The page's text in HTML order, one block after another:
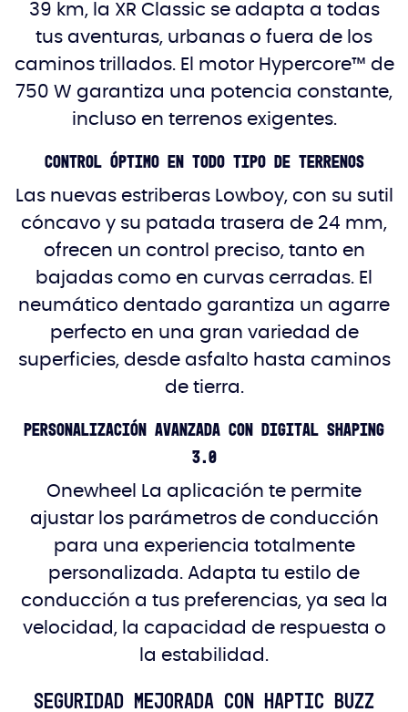
39 km, la XR Classic se adapta a todas
tus aventuras, urbanas o fuera de los
caminos trillados. El motor Hypercore™ de
750 W garantiza una potencia constante,
incluso en terrenos exigentes.
Control óptimo en todo tipo de terrenos
Las nuevas estriberas Lowboy, con su sutil
cóncavo y su patada trasera de 24 mm,
ofrecen un control preciso, tanto en
bajadas como en curvas cerradas. El
neumático dentado garantiza un agarre
perfecto en una gran variedad de
superficies, desde asfalto hasta caminos
de tierra.
Personalización avanzada con Digital Shaping
3.0
Onewheel La aplicación te permite
ajustar los parámetros de conducción
para una experiencia totalmente
personalizada. Adapta tu estilo de
conducción a tus preferencias, ya sea la
velocidad, la capacidad de respuesta o
la estabilidad.
Seguridad mejorada con Haptic Buzz